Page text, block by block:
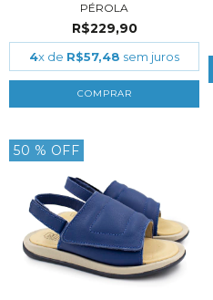
PÉROLA
R$229,90
4x de R$57,48 sem juros
COMPRAR
50 % OFF